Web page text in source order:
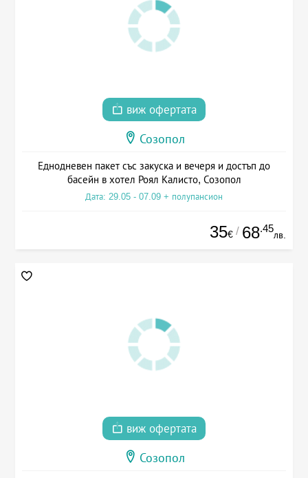
виж офертата
Созопол
Еднодневен пакет със закуска и вечеря и достъп до
басейн в хотел Роял Калисто, Созопол
Дата: 29.05 - 07.09 + полупансион
35€ / 68.45
лв.
виж офертата
Созопол